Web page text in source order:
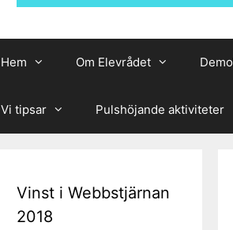
Hem Om Elevrådet
Vi tipsar Pulshöjande aktiviteter
Vinst i Webbstjärnan
2018